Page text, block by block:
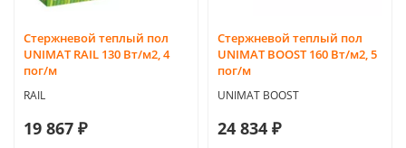
Стержневой теплый пол
UNIMAT RAIL 130 Вт/м2, 4
пог/м
RAIL
19 867 ₽
Стержневой теплый пол
UNIMAT BOOST 160 Вт/м2, 5
пог/м
UNIMAT BOOST
24 834 ₽